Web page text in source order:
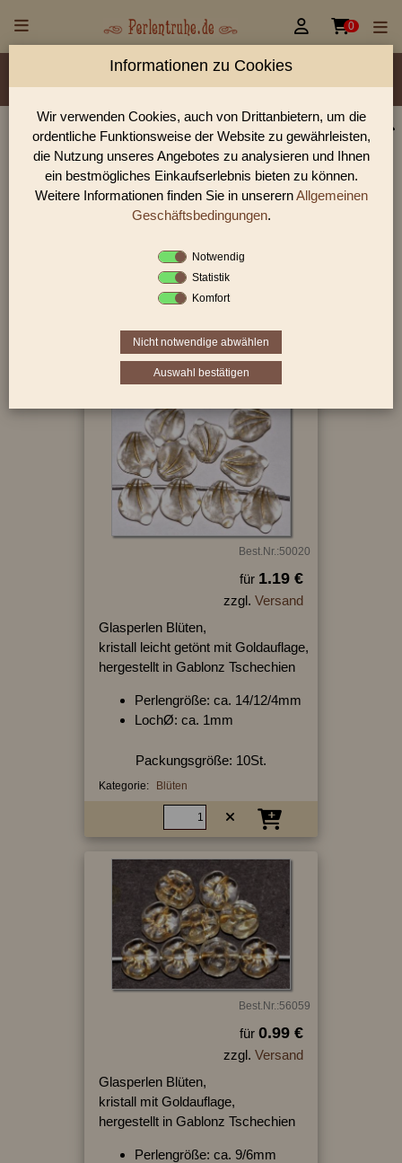
 0
Material/Glassorte Sorte/Form Farbe
Größen
Lochdurchmesser
Perlen Shop für gedrückte Perlen Blüten & Blätter
In unserem Perlen Shop finden sie zahlreich gedrückte Perlen
Blüten & Blätter und viele weiter Glasperlen.
Sie befinden sich in folgender Kategorie:
gedrückte Perlen|Blüten & Blätter
Best.Nr.:50020
für 1.19 €
zzgl. Versand
Glasperlen Blüten,
kristall leicht getönt mit Goldauflage,
hergestellt in Gablonz Tschechien
Perlengröße: ca. 14/12/4mm
LochØ: ca. 1mm
Packungsgröße: 10St.
Kategorie: Blüten
Best.Nr.:56059
für 0.99 €
zzgl. Versand
Glasperlen Blüten,
kristall mit Goldauflage,
hergestellt in Gablonz Tschechien
Perlengröße: ca. 9/6mm
Informationen zu Cookies
Wir verwenden Cookies, auch von Drittanbietern, um die
ordentliche Funktionsweise der Website zu gewährleisten,
die Nutzung unseres Angebotes zu analysieren und Ihnen
ein bestmögliches Einkaufserlebnis bieten zu können.
Weitere Informationen finden Sie in unserernAllgemeinen
Geschäftsbedingungen.
Notwendig
Statistik
Komfort
Nicht notwendige abwählen
Auswahl bestätigen